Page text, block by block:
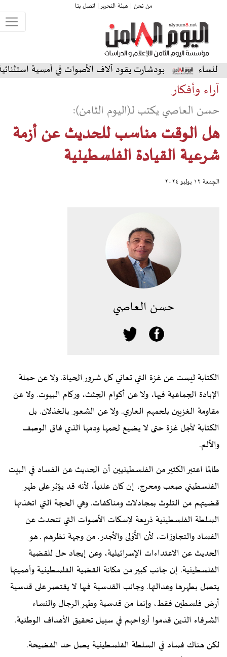
من نحن | هيئة التحرير |اتصل بنا
بودشارت يقود آلاف الأصوات في أمسية استثنائية على
آراء وأفكار
حسن العاصي يكتب لـ(اليوم الثامن):
هل الوقت مناسب للحديث عن أزمة
شرعية القيادة الفلسطينية
الجمعة ١٢ يوليو ٢٠٢٤
حسن العاصي
الكتابة ليست عن غزة التي تعاني كل شرور الحياة. ولا عن حملة
الإبادة الجماعية فيها، ولا عن أكوام الجثث، وركام البيوت. ولا عن
مقاومة الغزيين بلحمهم العاري. ولا عن الشعور بالخذلان. بل
الكتابة لأجل غزة حتى لا يضيع لحمها ودمها الذي فاق الوصف
والألم.
طالما اعتبر الكثير من الفلسطينيين أن الحديث عن الفساد في البيت
الفلسطيني صعب ومحرج، إن كان علنياً، لأنه قد يؤثر على طهر
قضيتهم من التلوث بمجادلات ومناكفات. وهي الحجة التي اتخذتها
السلطة الفلسطينية ذريعة لإسكات الأصوات التي تتحدث عن
الفساد والتجاوزات، لأن الأَوْلى والأجدر ـ من وجهة نظرهم ـ هو
الحديث عن الاعتداءات الإسرائيلية، وعن إيجاد حل للقضية
الفلسطينية. إن جانب كبير من مكانة القضية الفلسطينية وأهميتها
يتصل بطهرها وعدالتها. وجانب القدسية فيها لا يقتصر على قدسية
أرض فلسطين فقط، وإنما من قدسية وطهر الرجال والنساء
الشرفاء الذين قدموا أرواحهم في سبيل تحقيق الأهداف الوطنية.
لكن هناك فساد في السلطة الفلسطينية يصل حد الفضيحة.